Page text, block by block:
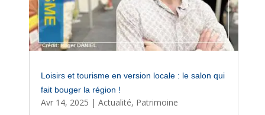
Loisirs et tourisme en version locale : le salon qui
fait bouger la région !
Avr 14, 2025 | Actualité, Patrimoine